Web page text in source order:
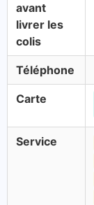
avant
livrer les
colis
Téléphone
Carte
Service